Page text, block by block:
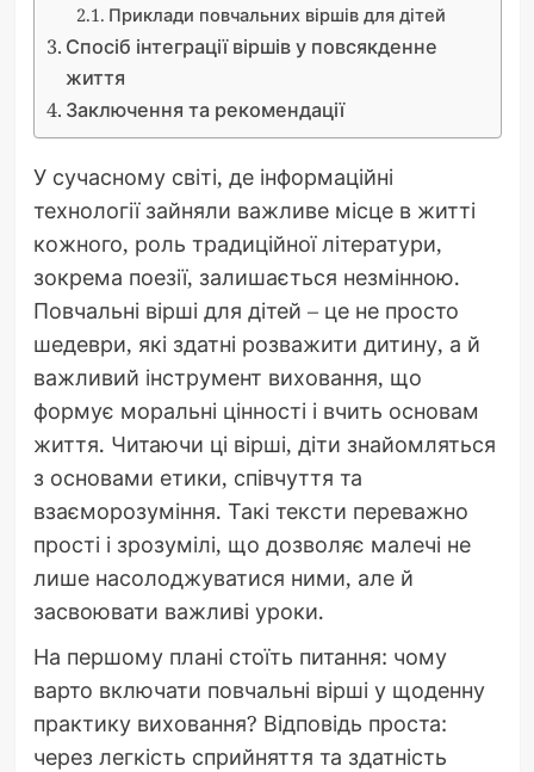
Приклади повчальних віршів для дітей
Спосіб інтеграції віршів у повсякденне
життя
Заключення та рекомендації
У сучасному світі, де інформаційні
технології зайняли важливе місце в житті
кожного, роль традиційної літератури,
зокрема поезії, залишається незмінною.
Повчальні вірші для дітей – це не просто
шедеври, які здатні розважити дитину, а й
важливий інструмент виховання, що
формує моральні цінності і вчить основам
життя. Читаючи ці вірші, діти знайомляться
з основами етики, співчуття та
взаєморозуміння. Такі тексти переважно
прості і зрозумілі, що дозволяє малечі не
лише насолоджуватися ними, але й
засвоювати важливі уроки.
На першому плані стоїть питання: чому
варто включати повчальні вірші у щоденну
практику виховання? Відповідь проста:
через легкість сприйняття та здатність